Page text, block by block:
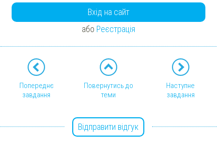
Вхід на сайт
або Реєстрація
Попереднє
завдання
Повернутись до
теми
Наступне
завдання
Відправити відгук